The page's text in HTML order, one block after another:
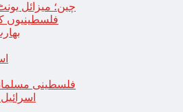
چین؛ میزائل یونٹ سے منسلک 4 جرنیلوں
فلسطینیوں
فلسطینی